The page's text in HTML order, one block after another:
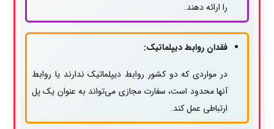
را ارائه دهند.
فقدان روابط دیپلماتیک:
در مواردی که دو کشور روابط دیپلماتیک ندارند یا روابط
آنها محدود است، سفارت مجازی می‌تواند به عنوان یک پل
ارتباطی عمل کند.